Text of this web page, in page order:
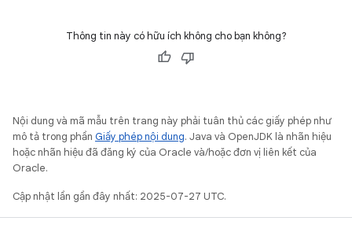
Thông tin này có hữu ích không cho bạn không?
Nội dung và mã mẫu trên trang này phải tuân thủ các giấy phép như
mô tả trong phần Giấy phép nội dung. Java và OpenJDK là nhãn hiệu
hoặc nhãn hiệu đã đăng ký của Oracle và/hoặc đơn vị liên kết của
Oracle.
Cập nhật lần gần đây nhất: 2025-07-27 UTC.